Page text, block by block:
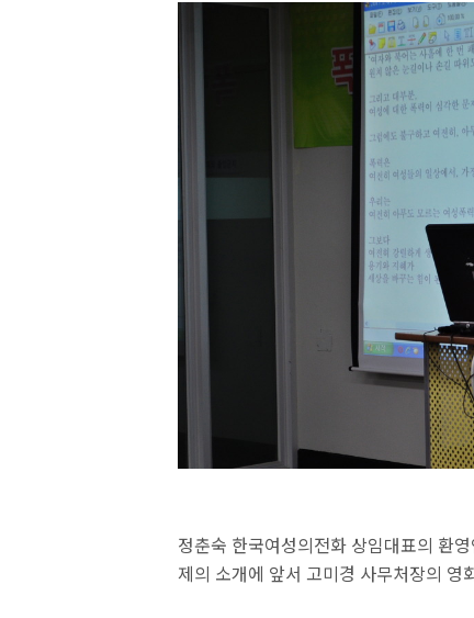
정춘숙 한국여성의전화 상임대표의 환
제의 소개에 앞서 고미경 사무처장의